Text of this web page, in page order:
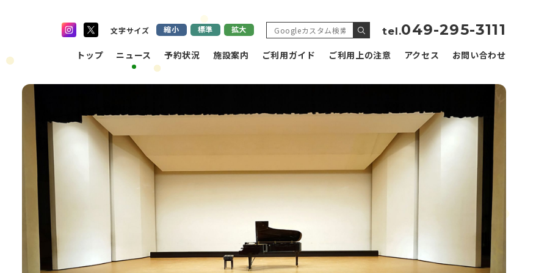
文字サイズ 縮小 標準 拡大 tel.049-295-3111
トップ ニュース 予約状況 施設案内 ご利用ガイド ご利用上の注意 アクセス お問い合わせ